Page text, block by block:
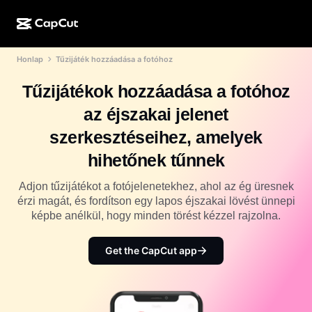
CapCut Online
CapCut Pad
CapCut Mobile
Dreamina AI
Pippit AI
MI-alkotás
MI-dizájn
MI-videógenerátor
MI-képgenerátor
MI-képminőség-javító
Dreamina Seedance 2.5
Funkciók
MI-eszközök
Videószerkesztő és -generátor
Képszerkesztő és -generátor
Beszédhang-generátor és -szerkesztő
Több
Felhasználási területek
Közösségi média
Ünnepi sablonok
Több
Naptársablonok
Évfordulós sablonok
Névjegy
Közösség
Kezdeményezések
Úttörőprogram
Kreatív partnerprogram
CapCut kreatív campus
Honlap Tűzijáték hozzáadása a fotóhoz
Tűzijátékok hozzáadása a fotóhoz
az éjszakai jelenet
szerkesztéseihez, amelyek
hihetőnek tűnnek
Adjon tűzijátékot a fotójelenetekhez, ahol az ég üresnek
érzi magát, és fordítson egy lapos éjszakai lövést ünnepi
képbe anélkül, hogy minden törést kézzel rajzolna.
Get the CapCut app